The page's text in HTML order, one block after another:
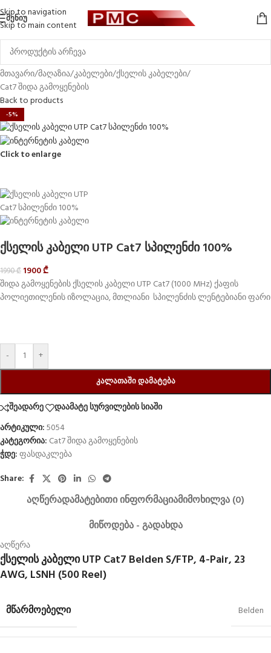
Skip to navigation
Skip to main content
ᲛᲔᲜᲘᲣ
მთავარი/მაღაზია/კაბელები/ქსელის კაბელები/
Cat7 შიდა გამოყენების
Back to products
-5%
Click to enlarge
ქსელის კაბელი UTP Cat7 სპილენძი 100%
1990₾ 1900₾
შიდა გამოყენების ქსელის კაბელი UTP Cat7 (1000 MHz) ქაფის
პოლიეთილენის იზოლაცია, მთლიანი სპილენძის ლენტებიანი ფარი
- +
ᲙᲐᲚᲐᲗᲐᲨᲘ ᲓᲐᲛᲐᲢᲔᲑᲐ
შეადარე
დაამატე სურვილების სიაში
არტიკული:5054
კატეგორია: Cat7 შიდა გამოყენების
ჭდე:ფასდაკლება
Share:
ᲐᲦᲬᲔᲠᲐᲓᲐᲛᲐᲢᲔᲑᲘᲗᲘ ᲘᲜᲤᲝᲠᲛᲐᲪᲘᲐᲛᲘᲛᲝᲮᲘᲚᲕᲐ (0)
ᲛᲘᲬᲝᲓᲔᲑᲐ - ᲒᲐᲓᲐᲮᲓᲐ
აღწერა
ქსელის კაბელი UTP Cat7 Belden S/FTP, 4-Pair, 23
AWG, LSNH (500 Reel)
ᲛᲬᲐᲠᲛᲝᲔᲑᲔᲚᲘ Belden